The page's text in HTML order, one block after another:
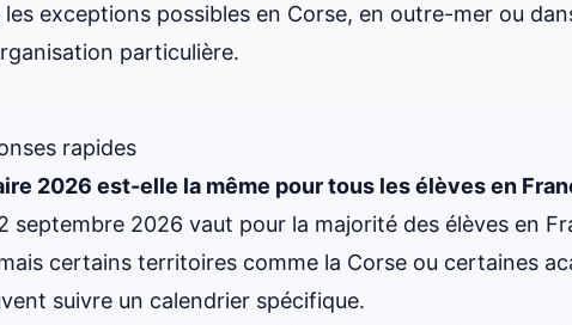
exceptions possibles en Corse, en outre-mer ou
particulière.
rapides
2026 est-elle la même pour tous les élèves en
septembre 2026 vaut pour la majorité des élèves en
certains territoires comme la Corse ou certaines
suivre un calendrier spécifique.